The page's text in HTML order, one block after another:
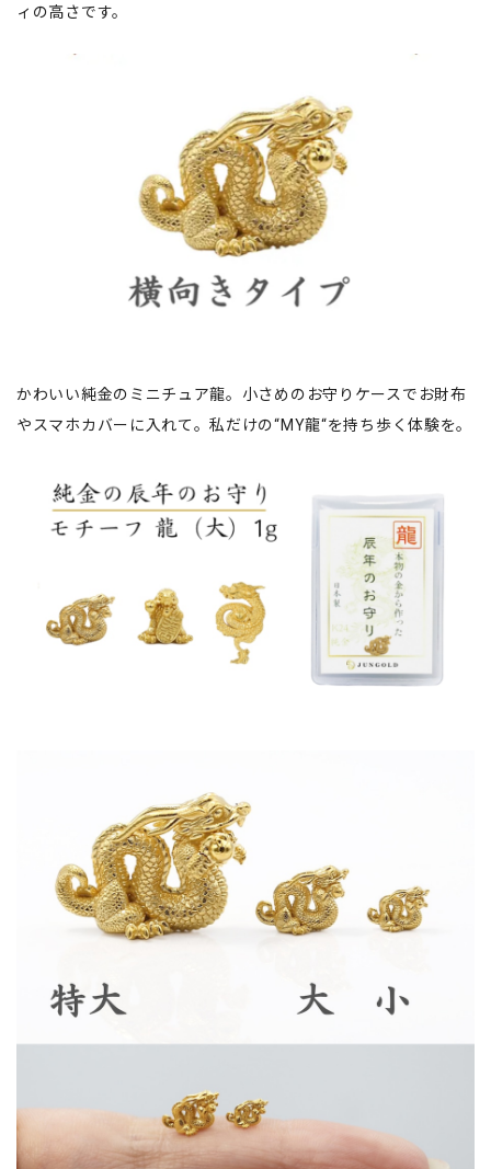
ィの高さです。
かわいい純金のミニチュア龍。小さめのお守りケースでお財布
やスマホカバーに入れて。私だけの“MY龍“を持ち歩く体験を。